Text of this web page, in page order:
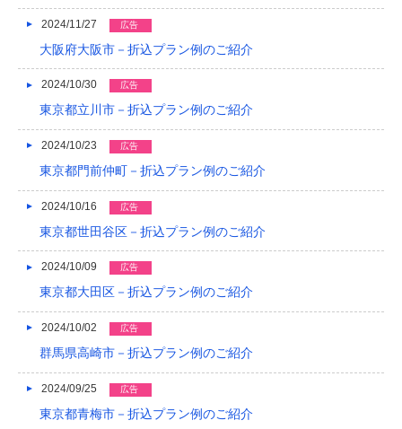
2013/01
2012/12
2012/11
2012/10
2012/09
2012/08
2024/11/27 広告
大阪府大阪市－折込プラン例のご紹介
2024/10/30 広告
東京都立川市－折込プラン例のご紹介
2024/10/23 広告
東京都門前仲町－折込プラン例のご紹介
2024/10/16 広告
東京都世田谷区－折込プラン例のご紹介
2024/10/09 広告
東京都大田区－折込プラン例のご紹介
2024/10/02 広告
群馬県高崎市－折込プラン例のご紹介
2024/09/25 広告
東京都青梅市－折込プラン例のご紹介